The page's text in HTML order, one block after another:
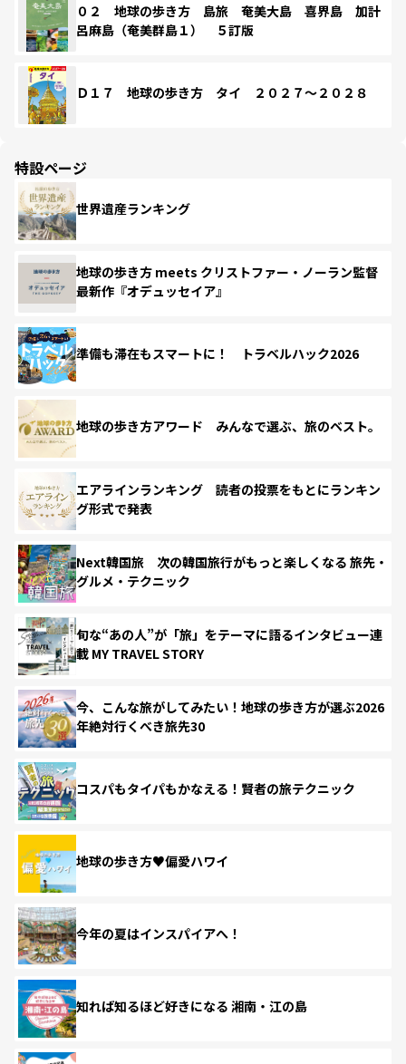
０２ 地球の歩き方 島旅 奄美大島 喜界島 加計
呂麻島（奄美群島１） ５訂版
Ｄ１７ 地球の歩き方 タイ ２０２７～２０２８
特設ページ
世界遺産ランキング
地球の歩き方 meets クリストファー・ノーラン監督
最新作『オデュッセイア』
準備も滞在もスマートに！ トラベルハック2026
地球の歩き方アワード みんなで選ぶ、旅のベスト。
エアラインランキング 読者の投票をもとにランキン
グ形式で発表
Next韓国旅 次の韓国旅行がもっと楽しくなる 旅先・
グルメ・テクニック
旬な“あの人”が「旅」をテーマに語るインタビュー連
載 MY TRAVEL STORY
今、こんな旅がしてみたい！地球の歩き方が選ぶ2026
年絶対行くべき旅先30
コスパもタイパもかなえる！賢者の旅テクニック
地球の歩き方♥偏愛ハワイ
今年の夏はインスパイアへ！
知れば知るほど好きになる 湘南・江の島